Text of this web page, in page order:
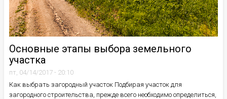
Основные этапы выбора земельного
участка
пт, 04/14/2017 - 20:10
Как выбрать загородный участок Подбирая участок для
загородного строительства, прежде всего необходимо определиться,